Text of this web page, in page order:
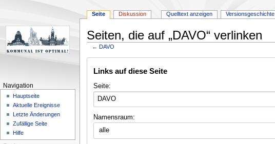
Seiten, die auf „DAVO“ verlinken
← DAVO
Navigation
Suche
Links auf diese Seite
Seite:
Namensraum:
alle
Seite Diskussion Quelltext anzeigen Versionsgeschichte
Navigation
Hauptseite
Aktuelle Ereignisse
Letzte Änderungen
Zufällige Seite
Hilfe